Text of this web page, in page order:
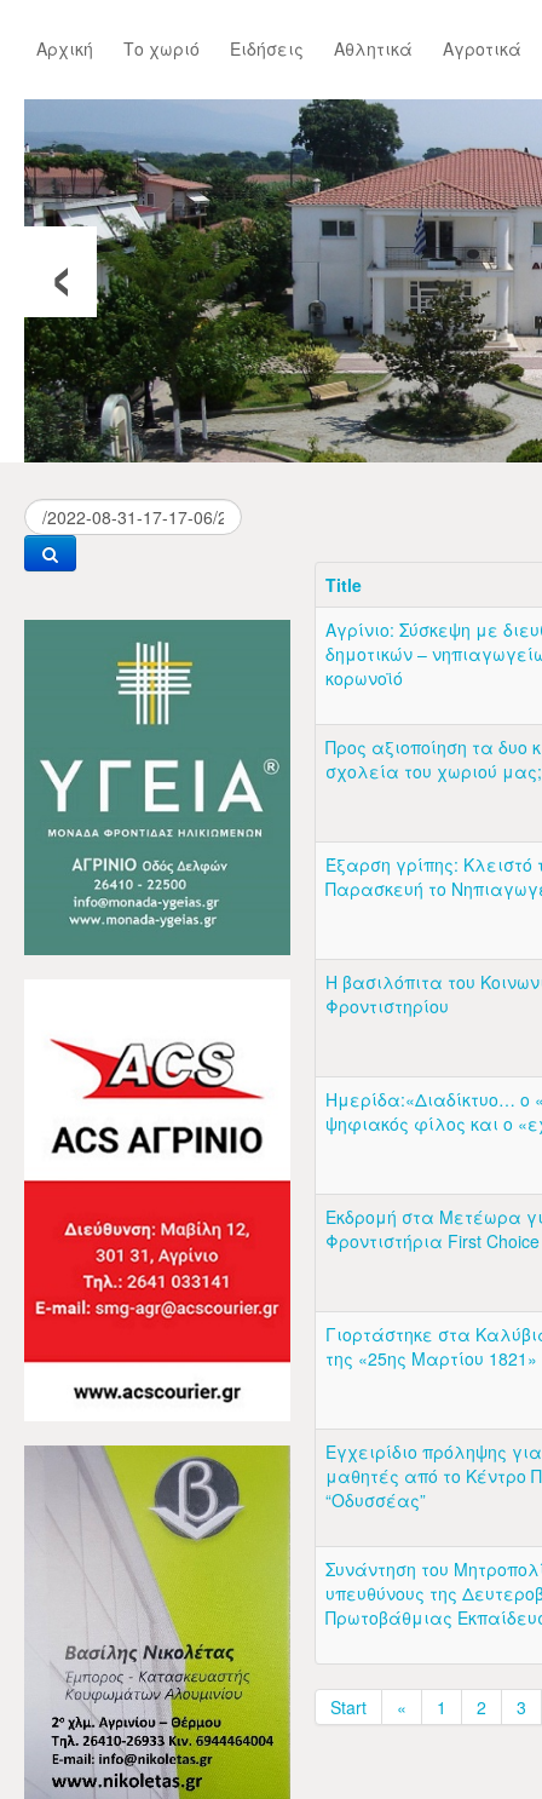
Αρχική Το χωριό Ειδήσεις Αθλητικά Αγροτικά
‹
Title
Αγρίνιο: Σύσκεψη με
δημοτικών –
κορωνοϊό
Προς αξιοποίηση τα δυο
σχολεία του χωριού μας;
Έξαρση γρίπης: Κλειστό
Παρασκευή το
Η βασιλόπιτα του
Φροντιστηρίου
Ημερίδα:«Διαδίκτυο… ο
ψηφιακός φίλος και ο
Εκδρομή στα Μετέωρα
Φροντιστήρια First
Γιορτάστηκε στα
της «25ης Μαρτίου 1821»
Εγχειρίδιο πρόληψης
μαθητές από το Κέντρο
“Οδυσσέας”
Συνάντηση του
υπευθύνους της
Πρωτοβάθμιας
Start « 1 2 3